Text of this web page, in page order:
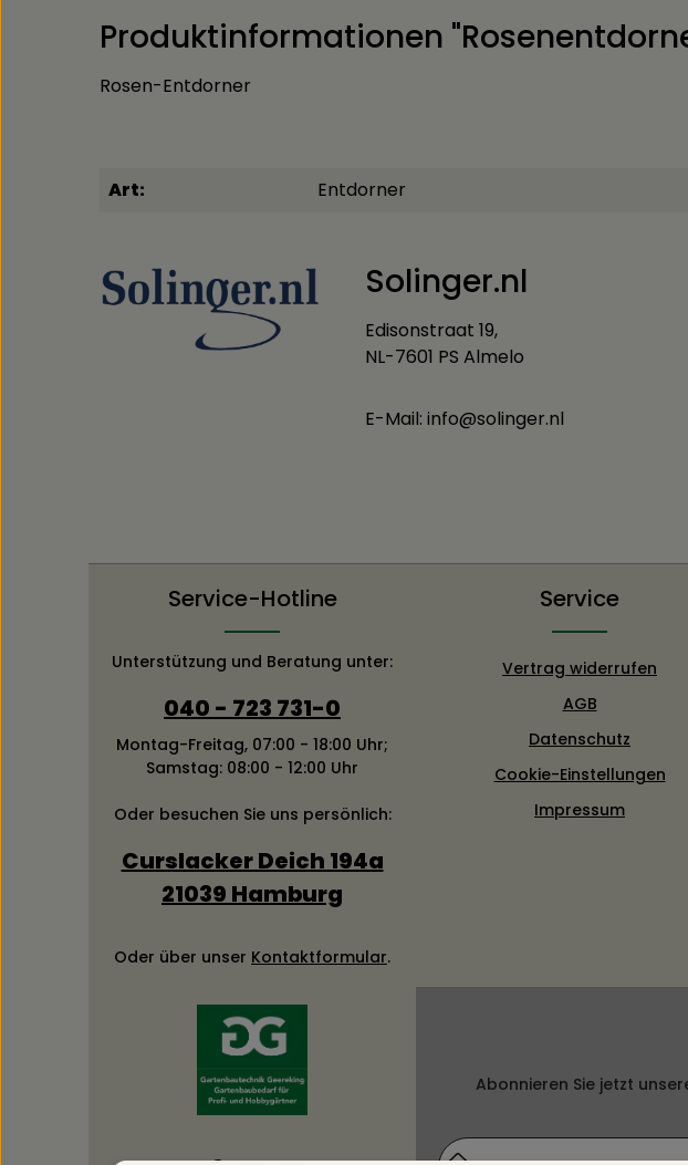
Produktinformationen
Rosen-Entdorner
Art: Entdorner
Solinger.nl
Edisonstraat 19,
NL-7601 PS Almelo
E-Mail: info@solinger.nl
Service-Hotline
Unterstützung und Beratung unter:
040 - 723 731-0
Montag-Freitag, 07:00 - 18:00 Uhr;
Samstag: 08:00 - 12:00 Uhr
Oder besuchen Sie uns persönlich:
Curslacker Deich 194a
21039 Hamburg
Oder über unser Kontaktformular.
Service
Vertrag widerrufen
AGB
Datenschutz
Cookie-Einstellungen
Impressum
Abonnieren Sie jetzt